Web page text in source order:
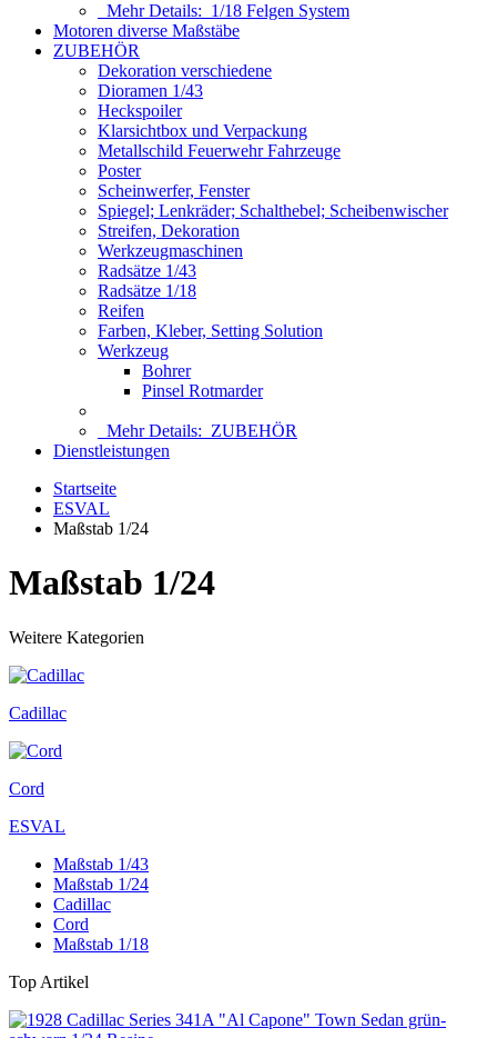
Mehr Details: 1/18 Felgen System
Motoren diverse Maßstäbe
ZUBEHÖR
Dekoration verschiedene
Dioramen 1/43
Heckspoiler
Klarsichtbox und Verpackung
Metallschild Feuerwehr Fahrzeuge
Poster
Scheinwerfer, Fenster
Spiegel; Lenkräder; Schalthebel; Scheibenwischer
Streifen, Dekoration
Werkzeugmaschinen
Radsätze 1/43
Radsätze 1/18
Reifen
Farben, Kleber, Setting Solution
Werkzeug
Bohrer
Pinsel Rotmarder
Mehr Details: ZUBEHÖR
Dienstleistungen
Startseite
ESVAL
Maßstab 1/24
Maßstab 1/24
Weitere Kategorien
Cadillac
Cord
ESVAL
Maßstab 1/43
Maßstab 1/24
Cadillac
Cord
Maßstab 1/18
Top Artikel